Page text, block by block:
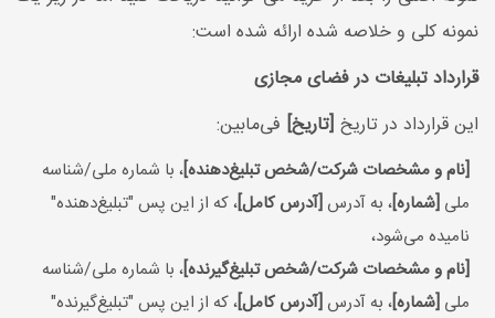
نمونه کلی و خلاصه شده ارائه شده است:
قرارداد تبلیغات در فضای مجازی
این قرارداد در تاریخ [تاریخ] فی‌مابین:
[نام و مشخصات شرکت/شخص تبلیغ‌دهنده]، با شماره ملی/شناسه
ملی [شماره]، به آدرس [آدرس کامل]، که از این پس "تبلیغ‌دهنده"
نامیده می‌شود،
[نام و مشخصات شرکت/شخص تبلیغ‌گیرنده]، با شماره ملی/شناسه
ملی [شماره]، به آدرس [آدرس کامل]، که از این پس "تبلیغ‌گیرنده"